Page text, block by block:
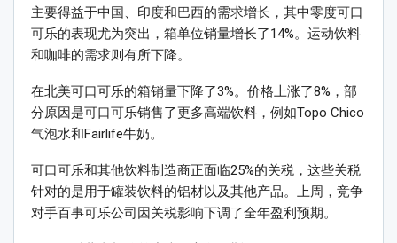
主要得益于中国、印度和巴西的需求增长，其中零度可口
可乐的表现尤为突出，箱单位销量增长了14%。运动饮料
和咖啡的需求则有所下降。
在北美可口可乐的箱销量下降了3%。价格上涨了8%，部
分原因是可口可乐销售了更多高端饮料，例如Topo Chico
气泡水和Fairlife牛奶。
可口可乐和其他饮料制造商正面临25%的关税，这些关税
针对的是用于罐装饮料的铝材以及其他产品。上周，竞争
对手百事可乐公司因关税影响下调了全年盈利预期。